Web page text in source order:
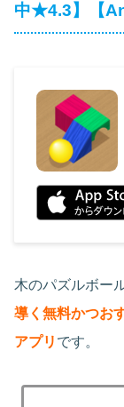
中★4.3】【
木のパズルボー
導く無料かつお
アプリ です。